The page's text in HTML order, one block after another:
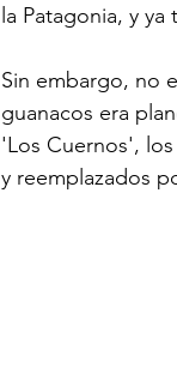
la Patagonia, y ya
Sin embargo, no
guanacos era
'Los Cuernos',
y reemplazados